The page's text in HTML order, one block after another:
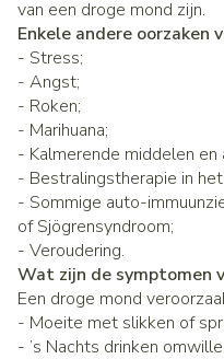
van een droge mond zijn.
Enkele andere oorzaken
- Stress;
- Angst;
- Roken;
- Marihuana;
- Kalmerende middelen en
- Bestralingstherapie in
- Sommige auto-
of Sjögrensyndroom;
- Veroudering.
Wat zijn de symptomen
Een droge mond
- Moeite met slikken of
- ’s Nachts drinken